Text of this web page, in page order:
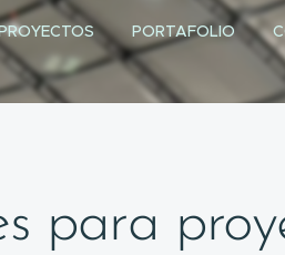
PORTAFOLIO
para